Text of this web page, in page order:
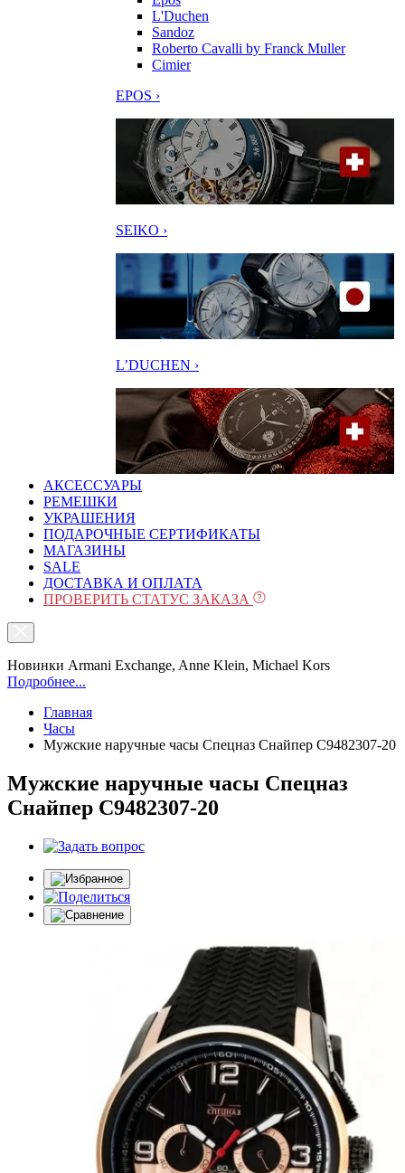
L'Duchen
Sandoz
Roberto Cavalli by Franck Muller
Cimier
EPOS ›
SEIKO ›
L’DUCHEN ›
АКСЕССУАРЫ
РЕМЕШКИ
УКРАШЕНИЯ
ПОДАРОЧНЫЕ СЕРТИФИКАТЫ
МАГАЗИНЫ
SALE
ДОСТАВКА И ОПЛАТА
ПРОВЕРИТЬ СТАТУС ЗАКАЗА
Новинки Armani Exchange, Anne Klein, Michael Kors
Подробнее...
Главная
Часы
Мужские наручные часы Спецназ Снайпер С9482307-20
Мужские наручные часы Спецназ
Снайпер С9482307-20